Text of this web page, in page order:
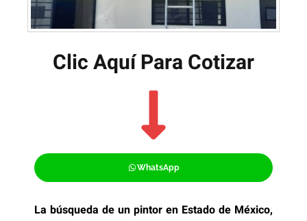
Clic Aquí Para Cotizar​
WhatsApp
La búsqueda de un pintor en Estado de México,